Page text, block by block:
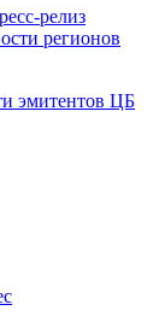
релиз
регионов
эмитентов ЦБ